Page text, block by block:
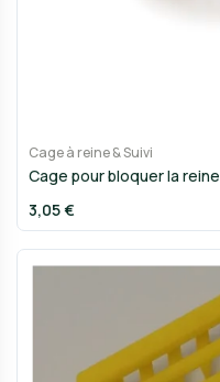
Cage à reine & Suivi
Cage pour bloquer la reine
3,05 €